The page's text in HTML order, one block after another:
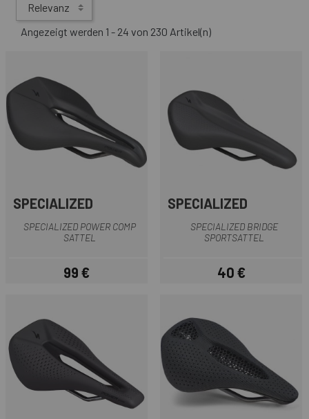
Relevanz
Angezeigt werden 1 - 24 von 230 Artikel(n)
SPECIALIZED
SPECIALIZED POWER COMP
SATTEL
Preis
99 €
SPECIALIZED
SPECIALIZED BRIDGE
SPORTSATTEL
Preis
40 €